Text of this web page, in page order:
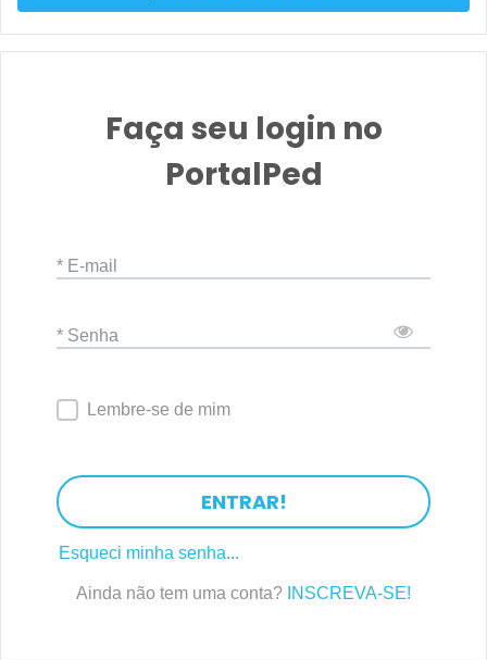
Faça seu login no
PortalPed
* E-mail
* Senha
Lembre-se de mim
ENTRAR!
Esqueci minha senha...
Ainda não tem uma conta? INSCREVA-SE!